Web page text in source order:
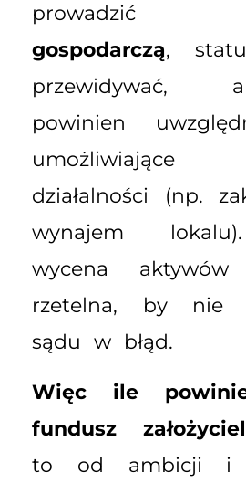
prowadzić
gospodarczą,
przewidywać,
powinien
umożliwiające
działalności (np.
wynajem
wycena
rzetelna, by nie
sądu w błąd.
Więc ile
fundusz
to od ambicji i